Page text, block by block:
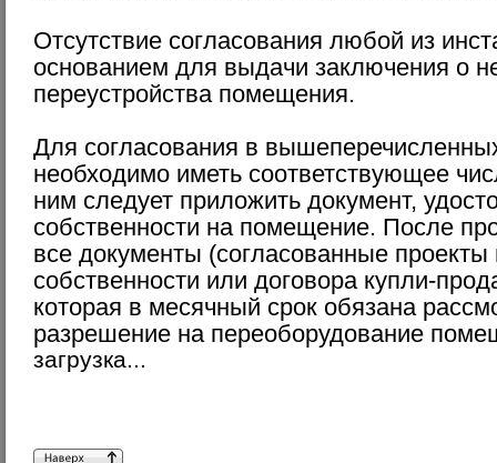
Отсутствие согласования любой из
основанием для выдачи заключения о
переустройства помещения.
Для согласования в
необходимо иметь соответствующее
ним следует приложить документ,
собственности на помещение. После
все документы (согласованные проекты
собственности или договора купли-
которая в месячный срок обязана
разрешение на переоборудование
загрузка...